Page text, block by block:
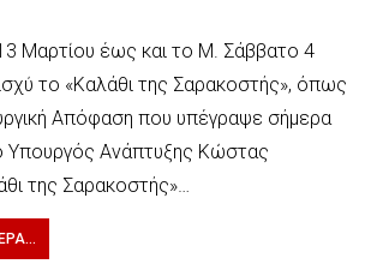
Μαρτίου έως και το Μ. Σάββατο 4
το «Καλάθι της Σαρακοστής», όπως
Απόφαση που υπέγραψε σήμερα
Υπουργός Ανάπτυξης Κώστας
της Σαρακοστής»…